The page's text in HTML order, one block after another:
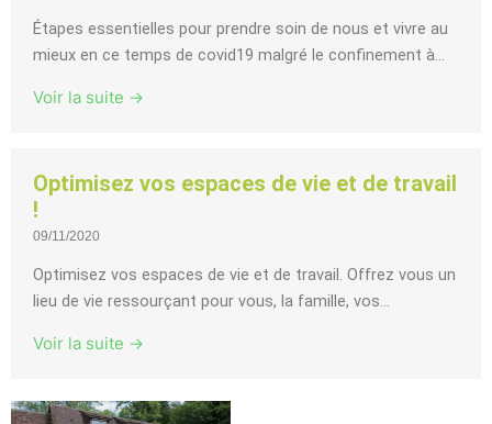
Étapes essentielles pour prendre soin de nous et vivre au
mieux en ce temps de covid19 malgré le confinement à...
Voir la suite →
Optimisez vos espaces de vie et de travail
!
09/11/2020
Optimisez vos espaces de vie et de travail. Offrez vous un
lieu de vie ressourçant pour vous, la famille, vos...
Voir la suite →